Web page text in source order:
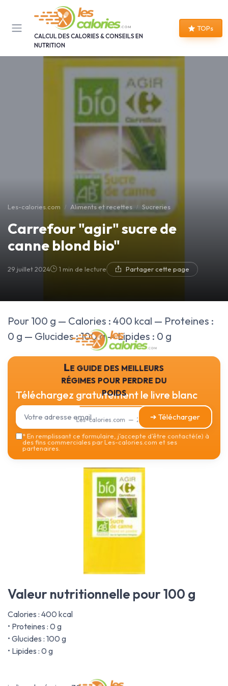
CALCUL DES CALORIES & CONSEILS EN
NUTRITION
TOPs
Les-calories.com Aliments et recettes Sucreries
Carrefour "agir" sucre de
canne blond bio"
29 juillet 2024 1 min de lecture Partager cette page
Pour 100 g — Calories : 400 kcal — Proteines :
0 g — Glucides : 100 g — Lipides : 0 g
Le guide des meilleurs
régimes pour perdre du
poids
Les-calories.com — 2026
Téléchargez gratuitement le livre blanc
➔ Télécharger
*En remplissant ce formulaire, j’accepte d’être contacté(e) à
des fins commerciales par Les-calories.com et ses
partenaires.
Valeur nutritionnelle pour 100 g
Calories : 400 kcal
• Proteines : 0 g
• Glucides : 100 g
• Lipides : 0 g
Panneau de gestion des cookies